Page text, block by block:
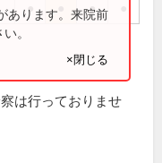
● ●
あります。来院前
。
×閉じる
は行っておりませ